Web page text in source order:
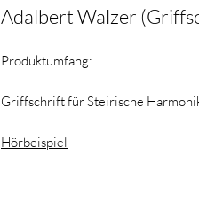
Adalbert Walzer
Produktumfang:
Griffschrift für Steirische
Hörbeispiel